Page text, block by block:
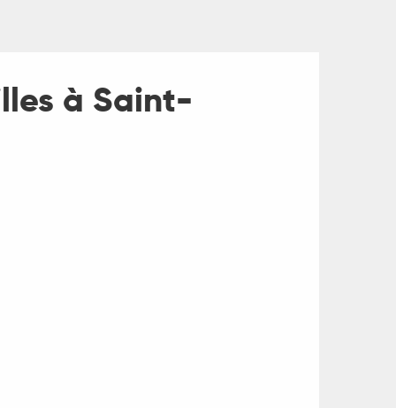
à Saint-